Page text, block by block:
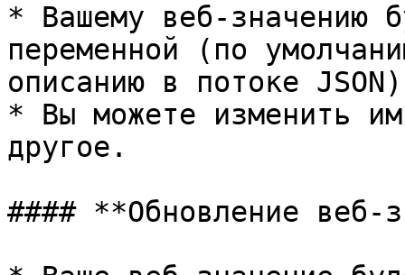
* Вашему веб-значению
переменной (по
описанию в потоке JSON)
* Вы можете изменить
другое.
#### **Обновление веб-